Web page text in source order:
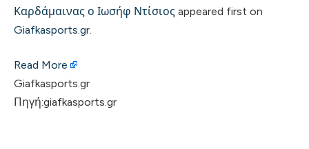
Καρδάμαινας ο Ιωσήφ Ντίσιος appeared first on
Giafkasports.gr.
Read More
Giafkasports.gr
Πηγή:giafkasports.gr